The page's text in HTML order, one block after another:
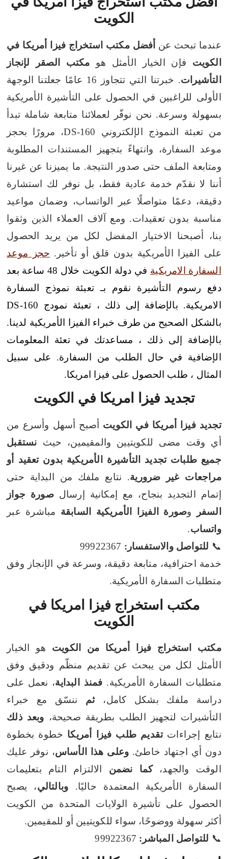
الكويت
عندما تبحث عن أفضل مكتب استخراج فيزا أمريكا في
الكويت فإن الخيار الأمثل هو مكتب الصقر لإنجاز
التأشيرات
. خبرتنا التي تتجاوز 16 عامًا جعلتنا الوجهة
الأولى للراغبين في الحصول على التأشيرة الأمريكية
بسهولة وسرعة. نحن نوفّر لعملائنا متابعة شاملة تبدأ
من تعبئة النموذج الإلكتروني DS-160، مرورًا بحجز
موعد السفارة، وانتهاءً بتجهيز المستندات المطلوبة
ومتابعة الملف حتى صدور النتيجة. ما يميزنا عن غيرنا
أننا لا نقدّم خدمة عادية فقط، بل نوفر لك استشارة
دقيقة، دعمًا متواصلًا عبر الواتساب، وضمان مواعيد
مناسبة بدون تعقيدات. ومع آلاف العملاء الذين وثقوا
بنا، أصبحنا الاختيار المفضل لكل من يريد الحصول
على الفيزا الأمريكية بدون قلق أو تأخير. حجز موعد
السفارة الامريكية
في دولة الكويت خلال 48 ساعة بعد
دفع رسوم التأشيرة نقوم بـ تعبئة نموذج السفارة
الامريكية. بالإضافة إلى ذلك ، تعبئة نمودج DS-160
بالشكل الصحيح من طرف خبراء الفيزا الأمريكية لدينا.
بالإضافة إلى ذلك ، مساعدتك في تعئة المعلومات
الإضافية في حال الطلب من السفارة. على سبيل
المثال ، طلب الحصول على فيزا امريكا.
تجديد فيزا امريكا في الكويت
تجديد فيزا أمريكا في الكويت أصبح أسهل وأسرع من
أي وقت مضى للكويتيين والمقيمين، حيث نستقبل
جميع طلبات تجديد التأشيرة الأمريكية بدون تعقيد أو
مراجعات غير ضرورية. نتابع ملفك من البداية حتى
إتمام التجديد بنجاح، مع إمكانية إرسالصورة جواز
السفر
وصورة الفيزا الأمريكية السابقة مباشرة عبر
واتساب.
📞 للتواصل والاستفسار:
خدمة احترافية، متابعة دقيقة، وسرعة في الإنجاز وفق
متطلبات السفارة الأمريكية.
مكتب استخراج فيزا امريكا في
الكويت
مكتب استخراج فيزا أمريكا من الكويت هو الخيار
الأمثل لكل من يبحث عن تقديم منظّم ودقيق وفق
متطلبات السفارة الأمريكية. فمنذ البداية، نعمل على
دراسة ملفك بشكل كامل،ثم ننسّق مع خبراء
التأشيرات لتجهيز الطلب بطريقة صحيحة، وبعد ذلك
نتابع إجراءاتتقديم طلب فيزا أمريكا خطوة بخطوة
دون أي اجتهاد خاطئ. وعلى هذا الأساس، نوفر عليك
الوقت والجهد،كما نضمن الالتزام التام بتعليمات
السفارة الأمريكية المعتمدة حاليًا. وبالتالي، يصبح
الحصول على تأشيرة الولايات المتحدة من الكويت
أكثر سهولة ووضوحًا، سواء للكويتيين أو للمقيمين.
📞 للتواصل المباشر: